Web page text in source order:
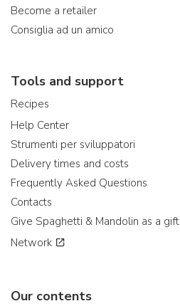
Become a retailer
Consiglia ad un amico
Tools and support
Recipes
Help Center
Strumenti per sviluppatori
Delivery times and costs
Frequently Asked Questions
Contacts
Give Spaghetti & Mandolin as a gift
Network
Our contents